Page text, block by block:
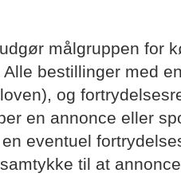
målgruppen for
bestillinger med
og
en annonce eller
eventuel
til at